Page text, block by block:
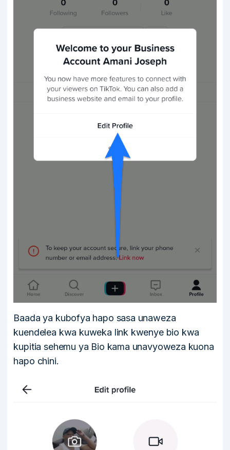
Baada ya kubofya hapo sasa unaweza
kuendelea kwa kuweka link kwenye bio kwa
kupitia sehemu ya Bio kama unavyoweza kuona
hapo chini.